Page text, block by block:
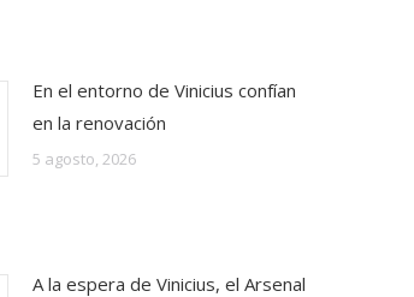
En el entorno de Vinicius confían
en la renovación
5 agosto, 2026
A la espera de Vinicius, el Arsenal